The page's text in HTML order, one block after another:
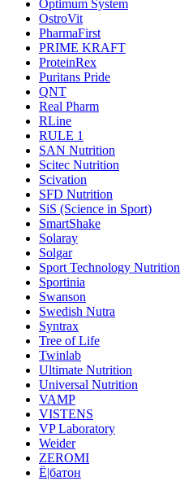
Optimum System
OstroVit
PharmaFirst
PRIME KRAFT
ProteinRex
Puritans Pride
QNT
Real Pharm
RLine
RULE 1
SAN Nutrition
Scitec Nutrition
Scivation
SFD Nutrition
SiS (Science in Sport)
SmartShake
Solaray
Solgar
Sport Technology Nutrition
Sportinia
Swanson
Swedish Nutra
Syntrax
Tree of Life
Twinlab
Ultimate Nutrition
Universal Nutrition
VAMP
VISTENS
VP Laboratory
Weider
ZEROMI
Ё|батон